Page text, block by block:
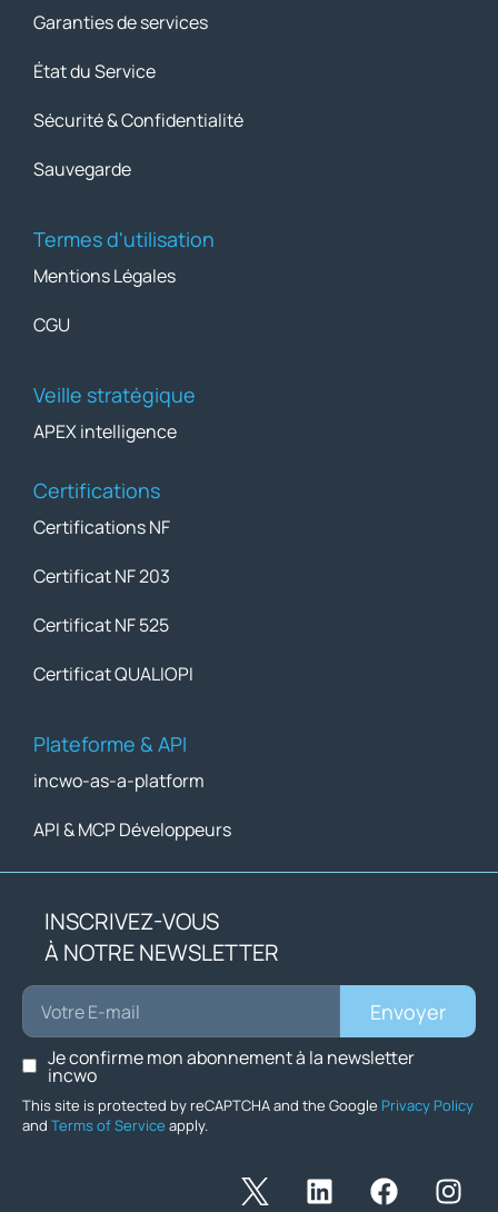
Garanties de services
État du Service
Sécurité & Confidentialité
Sauvegarde
Termes d'utilisation
Mentions Légales
CGU
Veille stratégique
APEX intelligence
Certifications
Certifications NF
Certificat NF 203
Certificat NF 525
Certificat QUALIOPI
Plateforme & API
incwo-as-a-platform
API & MCP Développeurs
INSCRIVEZ-VOUS
À NOTRE NEWSLETTER
This site is protected by reCAPTCHA and the Google Privacy Policy
and Terms of Service apply.
Je confirme mon abonnement à la newsletter
incwo
Envoyer